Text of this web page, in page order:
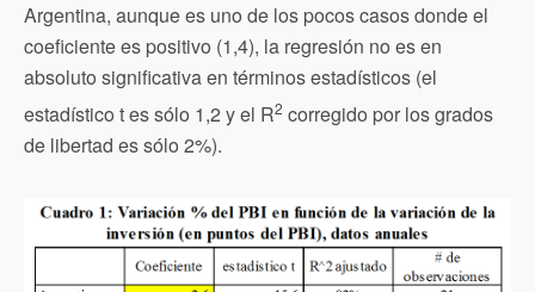
Argentina, aunque es uno de los pocos casos donde el
coeficiente es positivo (1,4), la regresión no es en
absoluto significativa en términos estadísticos (el
estadístico t es sólo 1,2 y el R2 corregido por los grados
de libertad es sólo 2%).